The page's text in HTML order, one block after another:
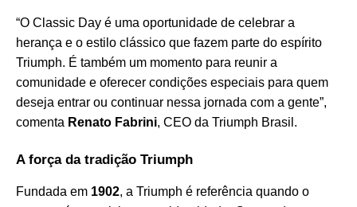
“O Classic Day é uma oportunidade de celebrar a
herança e o estilo clássico que fazem parte do espírito
Triumph. É também um momento para reunir a
comunidade e oferecer condições especiais para quem
deseja entrar ou continuar nessa jornada com a gente”,
comenta Renato Fabrini, CEO da Triumph Brasil.
A força da tradição Triumph
Fundada em 1902, a Triumph é referência quando o